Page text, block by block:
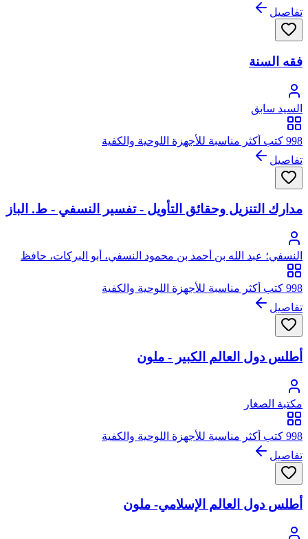
تفاصيل
فقه السنة
السيد سابق
998 كتب أكثر مناسبة للأجهزة اللوحية والكفية
تفاصيل
مدارك التنزيل وحقائق التأويل - تفسير النسفي - ط. الباز
النسفي؛ عبد الله بن أحمد بن محمود النسفي، أبو البركات، حافظ
الدين
998 كتب أكثر مناسبة للأجهزة اللوحية والكفية
تفاصيل
أطلس دول العالم الكبير - ملون
مكتبة الصغار
998 كتب أكثر مناسبة للأجهزة اللوحية والكفية
تفاصيل
أطلس دول العالم الإسلامي- ملون